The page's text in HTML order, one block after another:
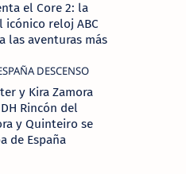
el Core 2: la
icónico reloj ABC
las aventuras más
y Kira Zamora
Rincón del
y Quinteiro se
de España